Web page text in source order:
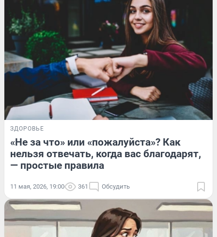
ЗДОРОВЬЕ
«Не за что» или «пожалуйста»? Как
нельзя отвечать, когда вас благодарят,
— простые правила
11 мая, 2026, 19:00 361 Обсудить